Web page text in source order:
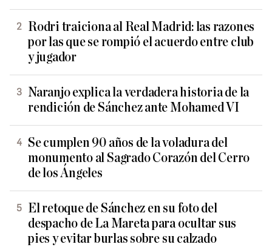
Rodri traiciona al Real Madrid: las razones
por las que se rompió el acuerdo entre club
y jugador
Naranjo explica la verdadera historia de la
rendición de Sánchez ante Mohamed VI
Se cumplen 90 años de la voladura del
monumento al Sagrado Corazón del Cerro
de los Ángeles
El retoque de Sánchez en su foto del
despacho de La Mareta para ocultar sus
pies y evitar burlas sobre su calzado